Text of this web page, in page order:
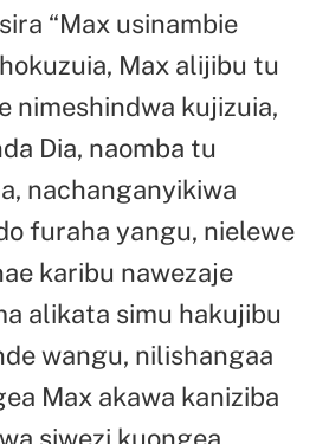
“Max usinambie
Max alijibu tu
nimeshindwa kujizuia,
Dia, naomba tu
nachanganyikiwa
furaha yangu, nielewe
karibu nawezaje
alikata simu hakujibu
wangu, nilishangaa
Max akawa kaniziba
siwezi kuongea,